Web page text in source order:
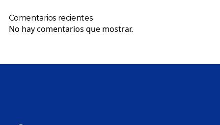
Comentarios recientes
No hay comentarios que mostrar.